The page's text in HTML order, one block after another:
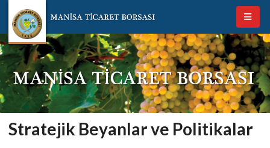
Stratejik Beyanlar ve Politikalar